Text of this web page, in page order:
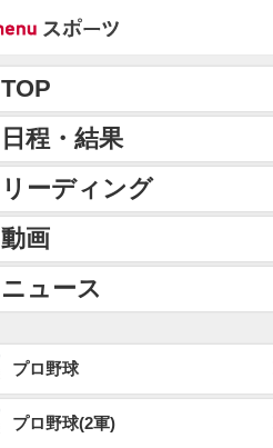
TOP
日程・結果
リーディング
動画
ニュース
プロ野球
プロ野球(2軍)